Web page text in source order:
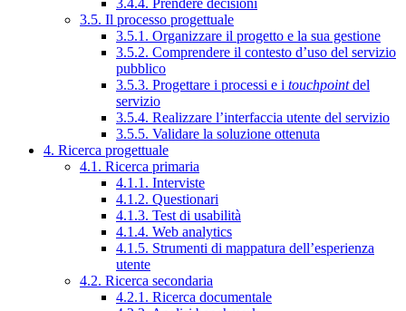
3.5. Il processo progettuale
3.5.1. Organizzare il progetto e la sua gestione
3.5.2. Comprendere il contesto d’uso del servizio
pubblico
3.5.3. Progettare i processi e i touchpointdel
servizio
3.5.4. Realizzare l’interfaccia utente del servizio
3.5.5. Validare la soluzione ottenuta
4. Ricerca progettuale
4.1. Ricerca primaria
4.1.1. Interviste
4.1.2. Questionari
4.1.3. Test di usabilità
4.1.4. Web analytics
4.1.5. Strumenti di mappatura dell’esperienza
utente
4.2. Ricerca secondaria
4.2.1. Ricerca documentale